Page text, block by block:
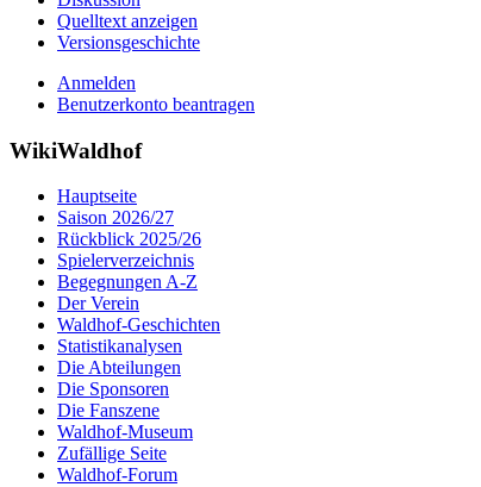
Quelltext anzeigen
Versionsgeschichte
Anmelden
Benutzerkonto beantragen
WikiWaldhof
Hauptseite
Saison 2026/27
Rückblick 2025/26
Spielerverzeichnis
Begegnungen A-Z
Der Verein
Waldhof-Geschichten
Statistikanalysen
Die Abteilungen
Die Sponsoren
Die Fanszene
Waldhof-Museum
Zufällige Seite
Waldhof-Forum